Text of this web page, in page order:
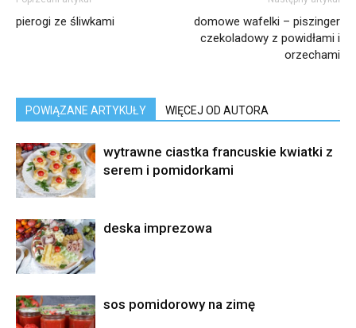
pierogi ze śliwkami
domowe wafelki – piszinger
czekoladowy z powidłami i
orzechami
POWIĄZANE ARTYKUŁY WIĘCEJ OD AUTORA
wytrawne ciastka francuskie kwiatki z
serem i pomidorkami
deska imprezowa
sos pomidorowy na zimę